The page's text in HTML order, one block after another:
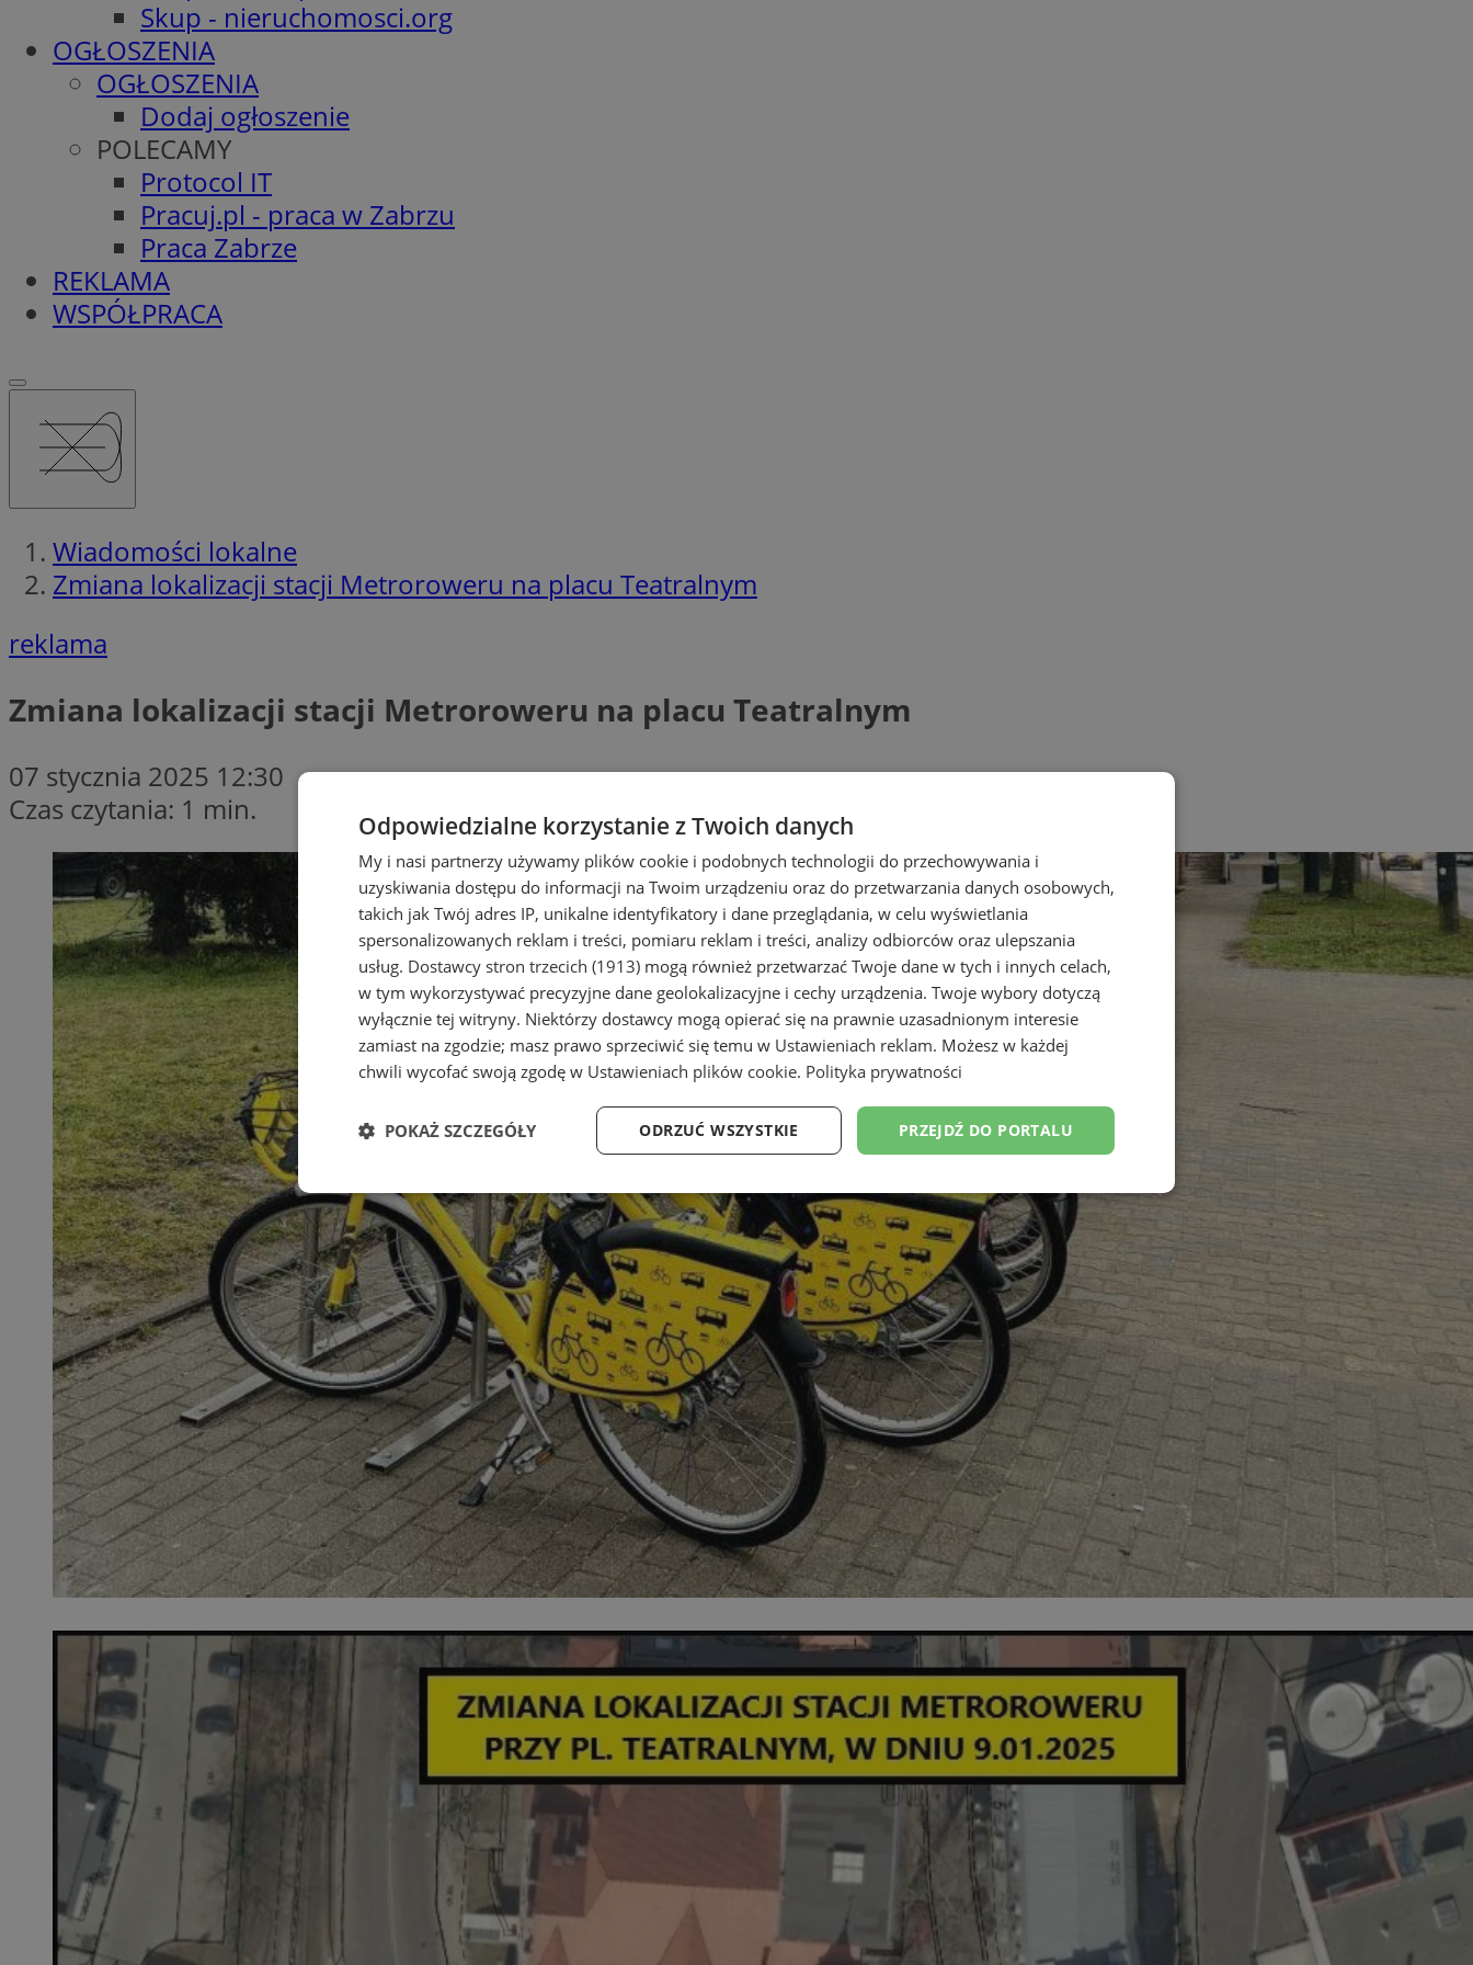
Skup - nieruchomosci.org
OGŁOSZENIA
OGŁOSZENIA
Dodaj ogłoszenie
POLECAMY
Protocol IT
Pracuj.pl - praca w Zabrzu
Praca Zabrze
REKLAMA
WSPÓŁPRACA
Wiadomości lokalne
Zmiana lokalizacji stacji Metroroweru na placu Teatralnym
reklama
Zmiana lokalizacji stacji Metroroweru na placu Teatralnym
07 stycznia 2025 12:30
Czas czytania: 1 min.
Odpowiedzialne korzystanie z Twoich danych
My i nasi partnerzy używamy plików cookie i podobnych technologii do przechowywania i
uzyskiwania dostępu do informacji na Twoim urządzeniu oraz do przetwarzania danych osobowych,
takich jak Twój adres IP, unikalne identyfikatory i dane przeglądania, w celu wyświetlania
spersonalizowanych reklam i treści, pomiaru reklam i treści, analizy odbiorców oraz ulepszania
usług. Dostawcy stron trzecich (1913) mogą również przetwarzać Twoje dane w tych i innych celach,
w tym wykorzystywać precyzyjne dane geolokalizacyjne i cechy urządzenia. Twoje wybory dotyczą
wyłącznie tej witryny. Niektórzy dostawcy mogą opierać się na prawnie uzasadnionym interesie
zamiast na zgodzie; masz prawo sprzeciwić się temu w Ustawieniach reklam. Możesz w każdej
chwili wycofać swoją zgodę w Ustawieniach plików cookie. Polityka prywatności
PRZEJDŹ DO PORTALU
ODRZUĆ WSZYSTKIE
POKAŻ SZCZEGÓŁY
Niezbędne Wydajność Targetowanie Funkcjonalność Niesklasyfikowane
Niezbędne Wydajność Targetowanie Funkcjonalność Niesklasyfikowane
Niezbędne pliki cookie umożliwiają korzystanie z podstawowych funkcji strony internetowej, takich jak logowanie użytkownika i
zarządzanie kontem. Bez niezbędnych plików cookie nie można prawidłowo korzystać ze strony internetowej.
Nazwa
Provider /
Domena
Okres
przechowywania
Opis
SessID zabrze.com.pl 1 rok
Ten plik cookie przechowuje identyfikator sesji.
QeSessID
zabrze.com.pl 1 rok
Ten plik cookie przechowuje identyfikator sesji.
MvSessID
zabrze.com.pl 1 rok
Ten plik cookie przechowuje identyfikator sesji.
__cf_bm
Cloudflare
29 minut 53
sekundy
Ten plik cookie służy do rozróżniania ludzi i botów. Jest
to korzystne dla strony internetowej, ponieważ
korzystania z jej witryny internetowej.
__cf_bm
Cloudflare
Inc.
.twitter.com
29 minut 55
sekund
Ten plik cookie służy do rozróżniania ludzi i botów. Jest
to korzystne dla strony internetowej, ponieważ
umożliwia tworzenie ważnych raportów na temat
korzystania z jej witryny internetowej.
CookieScriptConsent
CookieScript
zabrze.com.pl
4 tygodnie 2 dni
Ten plik cookie jest używany przez usługę Cookie-
Script.com do zapamiętywania preferencji dotyczących
zgody użytkownika na pliki cookie. Jest to konieczne,
aby baner cookie Cookie-Script.com działał poprawnie.
VISITOR_PRIVACY_METADATA
Ten plik cookie przechowuje informacje o zgodzie
użytkownika oraz jego preferencjach dotyczących
prywatności podczas korzystania z witryny. Rejestruje
wybory dotyczące polityki prywatności i ustawień
zgody, zapewniając ich przestrzeganie w kolejnych
wizytach. Dzięki temu użytkownik nie musi ponownie
konfigurować swoich preferencji, co zwiększa wygodę i
zgodność z regulacjami ochrony danych.
Google Privacy Policy